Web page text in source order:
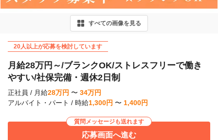
すべての画像を見る
20人以上が応募を検討しています
月給28万円～/ブランクOK/ストレスフリーで働き
やすい/社保完備・週休2日制
正社員 / 月給28万円 〜 34万円
アルバイト・パート / 時給1,300円 〜 1,400円
質問メッセージも送れます
応募画面へ進む